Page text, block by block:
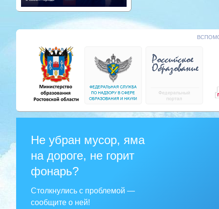
Не убран мусор, яма
на дороге, не горит
фонарь?
Столкнулись с проблемой —
сообщите о ней!